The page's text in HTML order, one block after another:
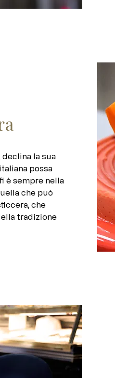
la sua
possa
è sempre nella
che può
che
tradizione